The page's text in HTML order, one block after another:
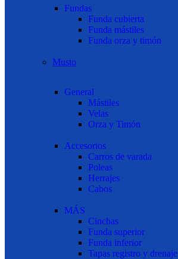
Fundas
Funda cubierta
Funda mástiles
Funda orza y timón
Musto
General
Mástiles
Velas
Orza y Timón
Accesorios
Carros de varada
Poleas
Herrajes
Cabos
MÁS
Cinchas
Funda superior
Funda inferior
Tapas registro y drenaje